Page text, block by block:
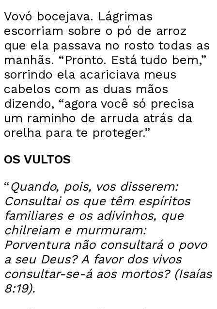
Vovó bocejava. Lágrimas
escorriam sobre o pó de arroz
que ela passava no rosto todas as
manhãs. “Pronto. Está tudo bem,”
sorrindo ela acariciava meus
cabelos com as duas mãos
dizendo, “agora você só precisa
um raminho de arruda atrás da
orelha para te proteger.”
OS VULTOS
“Quando, pois, vos disserem:
Consultai os que têm espíritos
familiares e os adivinhos, que
chilreiam e murmuram:
Porventura não consultará o povo
a seu Deus? A favor dos vivos
consultar-se-á aos mortos? (Isaías
8:19).